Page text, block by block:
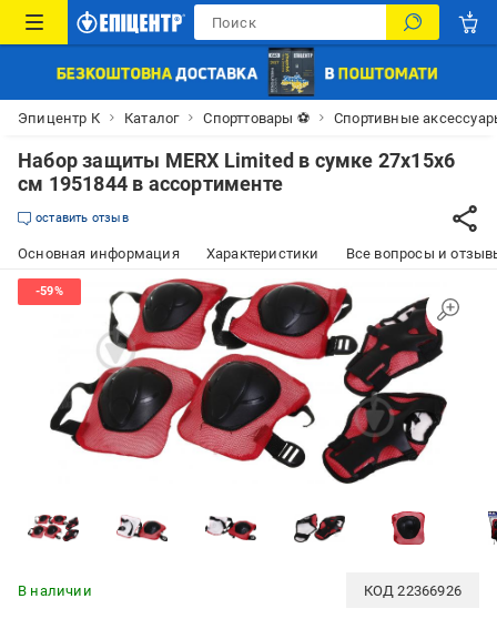
Эпицентр К Каталог Спорттовары ⚽ Спортивные
Набор защиты MERX Limited в сумке 27х15х6
см 1951844 в ассортименте
оставить отзыв
Основная информация Характеристики Все вопросы и
В наличии КОД22366926